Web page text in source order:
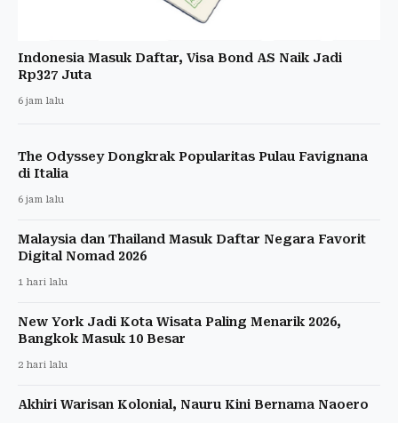
Indonesia Masuk Daftar, Visa Bond AS Naik Jadi
Rp327 Juta
6 jam lalu
The Odyssey Dongkrak Popularitas Pulau Favignana
di Italia
6 jam lalu
Malaysia dan Thailand Masuk Daftar Negara Favorit
Digital Nomad 2026
1 hari lalu
New York Jadi Kota Wisata Paling Menarik 2026,
Bangkok Masuk 10 Besar
2 hari lalu
Akhiri Warisan Kolonial, Nauru Kini Bernama Naoero